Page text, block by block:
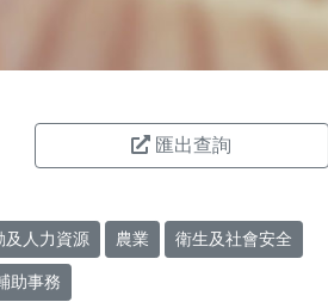
匯出查詢
及人力資源 農業 衛生及社會安全
助事務